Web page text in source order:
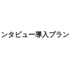
タビュー導入プラン